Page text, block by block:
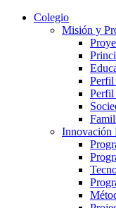
Colegio
Misión y
Perfil
Innovación